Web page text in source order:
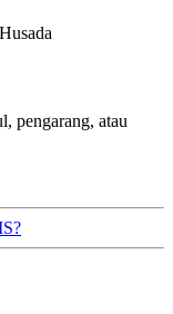
pengarang, atau